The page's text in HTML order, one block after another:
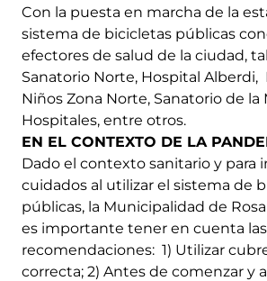
Con la puesta en marcha de la
sistema de bicicletas públicas
efectores de salud de la ciudad,
Sanatorio Norte, Hospital Alberdi,
Niños Zona Norte, Sanatorio de la
Hospitales, entre otros.
EN EL CONTEXTO DE LA
Dado el contexto sanitario y para
cuidados al utilizar el sistema de
públicas, la Municipalidad de
es importante tener en cuenta
recomendaciones: 1) Utilizar
correcta; 2) Antes de comenzar y